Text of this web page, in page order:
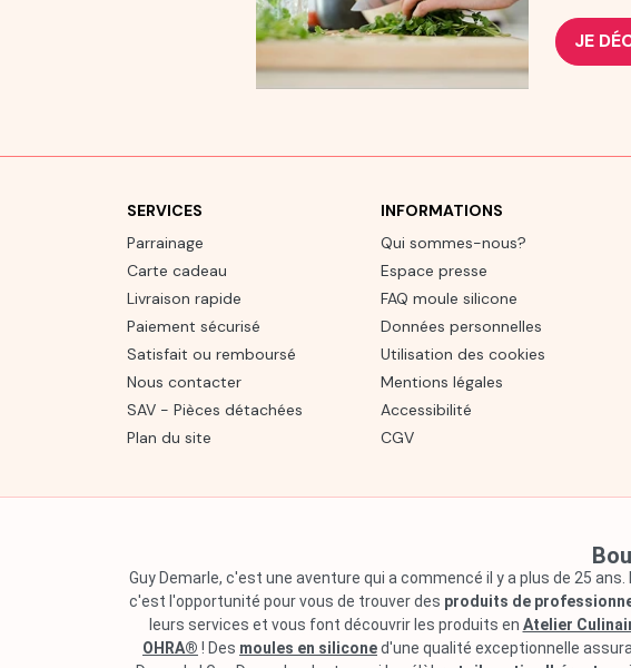
JE
SERVICES
Parrainage
Carte cadeau
Livraison rapide
Paiement sécurisé
Satisfait ou remboursé
Nous contacter
SAV - Pièces détachées
Plan du site
INFORMATIONS
Qui sommes-nous?
Espace presse
FAQ moule silicone
Données personnelles
Utilisation des cookies
Mentions légales
Accessibilité
CGV
Guy Demarle, c'est une aventure qui a commencé il y a plus de 25
c'est l'opportunité pour vous de trouver des produits de
leurs services et vous font découvrir les produits en Atelier
OHRA® ! Des moules en siliconed'une qualité exceptionnelle